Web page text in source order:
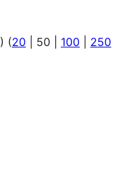
) (20 50 100
250